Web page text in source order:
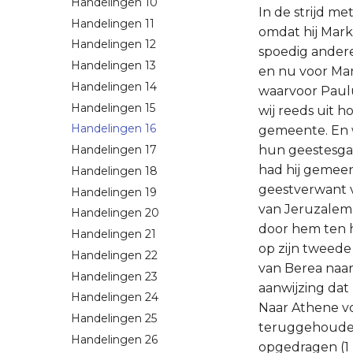
Handelingen 11
Handelingen 12
Handelingen 13
Handelingen 14
Handelingen 15
Handelingen 16
Handelingen 17
Handelingen 18
Handelingen 19
Handelingen 20
Handelingen 21
Handelingen 22
Handelingen 23
Handelingen 24
Handelingen 25
Handelingen 26
In de strijd met Barnabas had Paulus Barnabas zelf moeten verliezen als helper, omdat hij Markus niet had willen meenemen; maar in plaats van deze verkreeg hij spoedig anderen, jongeren, aan hem ondergeschikten - in plaats van Barnabas Silas en nu voor Markus Timotheüs. Silas (een vorm meer gewoon bij de Joden, maar waarvoor Paulus en Petrus zich bedienen van het volledige Silvanus) behoorde, zoals wij reeds uit hoofdst. 15: 22, 27, 32 vv. weten, oorspronkelijk tot de Jeruzalemse gemeente. En wel werd hij onder de voornaamste leden daarvan gerekend, die om hun geestesgaven in bijzonder aanzien stonden, want hij was de profeet. Met Paulus had hij gemeen dat hij ook een Romeins burger was (vs. 37). Hij was echter ook een geestverwant van hem en hij voelde zich zeker vooral tot hem aangetrokken toen hij van Jeruzalem naar Antiochië verhuisde (hoofdst. 15: 34), of tenminste toen hij zich door hem ten helper liet verbinden (hoofdst. 15: 40). Hij bleef dan ook bij de apostel op zijn tweede zendingsreis door Klein-Azië en Macedonië, totdat deze hem, toen hij van Berea naar Athene moest vluchten met Timotheüs in die stad achterliet met de aanwijzing dat zij hem spoedig naar Griekenland volgen zouden (hoofdst. 17: 13vv.). Naar Athene volgde eens alleen Timotheüs Paulus, terwijl Silas nog te Berea werd teruggehouden; hem werd echter door Paulus een zending naar Thessalonika opgedragen (1 Thess. 3: 1vv.). Pas in Korinthe zijn beiden weer met de apostel verenigd (hoofdst. 18: 5; 1 Thess. 1: 1; 2 Thess. 1: 1 en zij blijven daar ook na diens afreis over Efeze naar Syrië (hoofdst. 18: 18vv.). Timotheüs nu is ongeveer een half jaar later met Paulus weer te Efeze samengekomen, waarschijnlijk spoedig nadat deze op zijn derde zendingsreis daarheen was